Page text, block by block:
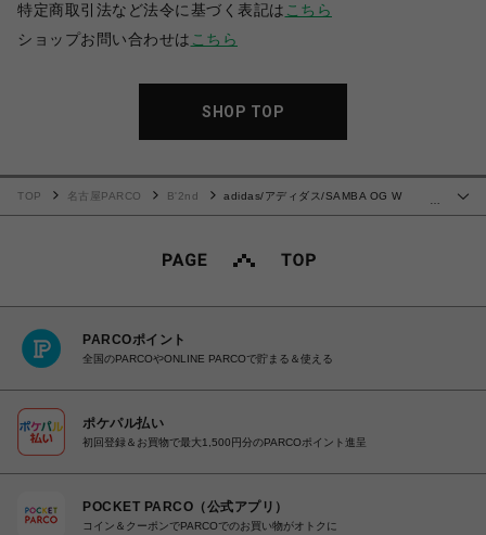
特定商取引法など法令に基づく表記は こちら
ショップお問い合わせは こちら
SHOP TOP
…
TOP 名古屋PARCO B'2nd
adidas/アディダス/SAMBA OG W
PARCOポイント
全国のPARCOやONLINE PARCOで貯まる＆使える
ポケパル払い
初回登録＆お買物で最大1,500円分のPARCOポイント進呈
POCKET PARCO（公式アプリ）
コイン＆クーポンでPARCOでのお買い物がオトクに